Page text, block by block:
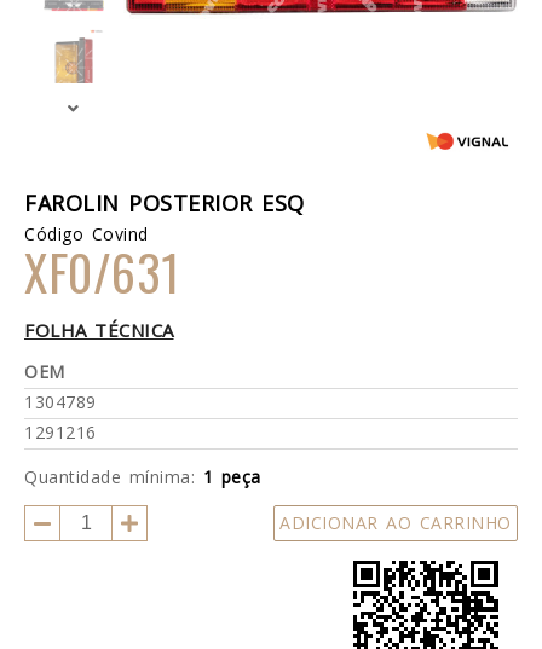
FAROLIN POSTERIOR ESQ
Código Covind
XF0/631
FOLHA TÉCNICA
OEM
1304789
1291216
Quantidade mínima: 1 peça
ADICIONAR AO CARRINHO